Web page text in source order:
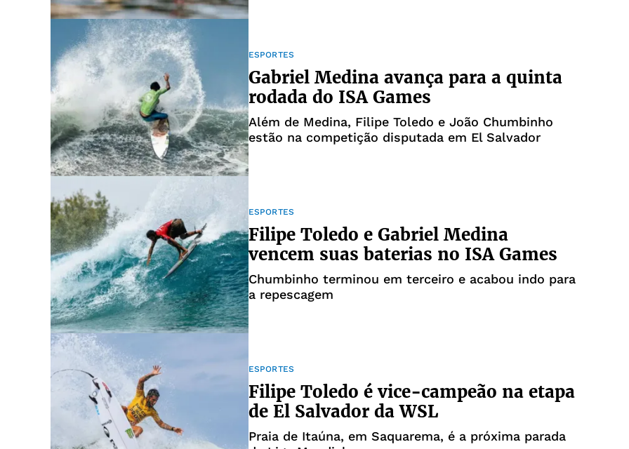
ESPORTES
Gabriel Medina avança para a quinta
rodada do ISA Games
Além de Medina, Filipe Toledo e João Chumbinho
estão na competição disputada em El Salvador
ESPORTES
Filipe Toledo e Gabriel Medina
vencem suas baterias no ISA Games
Chumbinho terminou em terceiro e acabou indo para
a repescagem
ESPORTES
Filipe Toledo é vice-campeão na etapa
de El Salvador da WSL
Praia de Itaúna, em Saquarema, é a próxima parada